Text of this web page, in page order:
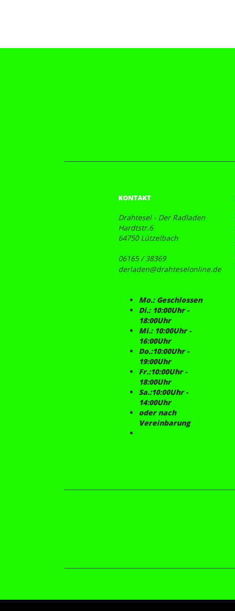
KONTAKT
Drahtesel - Der Radladen
Hardtstr.6
64750 Lützelbach
06165 / 38369
derladen@drahteselonline.de
Mo.: Geschlossen
Di.: 10:00Uhr -
18:00Uhr
Mi.: 10:00Uhr -
16:00Uhr
Do.:10:00Uhr -
19:00Uhr
Fr.:10:00Uhr -
18:00Uhr
Sa.:10:00Uhr -
14:00Uhr
oder nach
Vereinbarung